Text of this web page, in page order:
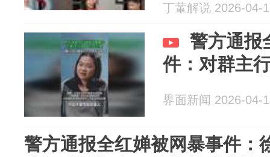
丁蓳解说 2026-04-
警方通报
件：对群主
界面新闻 2026-04-
警方通报全红婵被网暴事件：